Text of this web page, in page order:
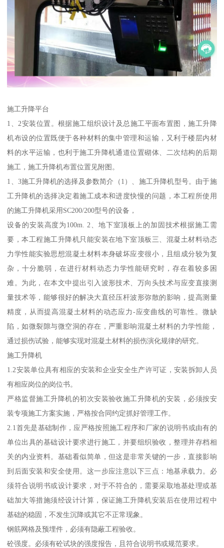
施工升降平台
1、2安装位置。根据施工组织设计及总施工平面布置图，施工升降
机布设的位置既便于各种材料的集中管理和运输，又利于楼层内材
料的水平运输，也利于施工升降机通道位置砌体、二次结构的后期
施工，施工升降机布置位置见附图。
1、3施工升降机的选择及参数简介（1）、施工升降机型号。由于施
工升降机的选择决定着施工成本和进度快慢的问题，本工程所使用
的施工升降机采用SC200/200型号的设备，
设备的安装高度为100m. 2、地下室顶板上的加固技术根据施工需
要，本工程施工升降机只能安装在地下室顶板三、混凝土材料动态
力学性能实验思想混凝土材料本身破坏应变很小，且组成分较为复
杂，十分脆弱，在进行材料动态力学性能研究时，存在着较多困
难。为此，在本文中提出引入波形技术、万向头技术与应变直接测
量技术等，能够很好的解决大直径压杆波形弥散的影响，提高测量
精度，从而提高混凝土材料的动态应力-应变曲线的可靠性。微缺
陷，如微裂隙与微空洞的存在，严重影响混凝土材料的力学性能，
通过损伤试验，能够实现对混凝土材料的损伤演化规律的研究。
施工升降机
1.2安装单位具有相应的安装和企业安全生产许可证，安装拆卸人员
有相应岗位的岗位书。
严格监督施工升降机的初次安装验收施工升降机的安装，必须按安
装专项施工方案实施，严格按合同约定抓好管理工作。
2.1首先是基础制作，应严格按照施工程序和厂家的说明书或由有的
单位出具的基础设计要求进行施工，并要组织验收，整理并存档相
关的内业资料。基础看似简单，但这是非常关键的一步，直接影响
到后面安装和安全使用。这一步应注意以下三点：地基承载力。必
须符合说明书或设计要求，对于不符合的，需要采取地基处理或基
础加大等措施须经设计计算，保证施工升降机安装后在使用过程中
基础的稳固，不发生沉降或其它不正常现象。
钢筋网格及预埋件，必须有隐蔽工程验收。
砼强度。必须有砼试块的强度报告，且符合说明书或规范要求。